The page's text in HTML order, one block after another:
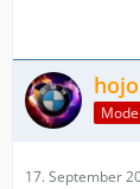
17. September